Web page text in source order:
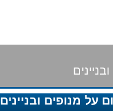
על מנופים ובניינים